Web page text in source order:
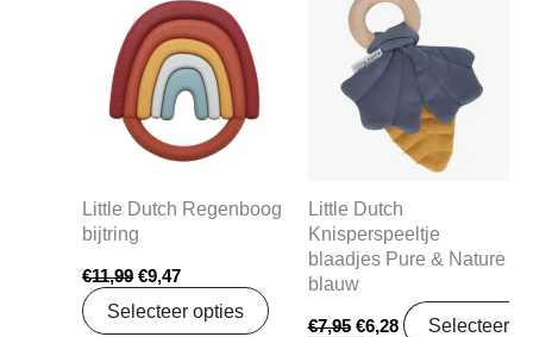
Little Dutch Regenboog
bijtring
€11,99
prijs
was:
€11,99.
€9,47
prijs
is:
€9,47.
Selecteer opties
Little Dutch
Knisperspeeltje
blaadjes Pure & Nature
blauw
€7,95
prijs
was:
€7,95.
€6,28
prijs
is:
€6,28.
Selecteer